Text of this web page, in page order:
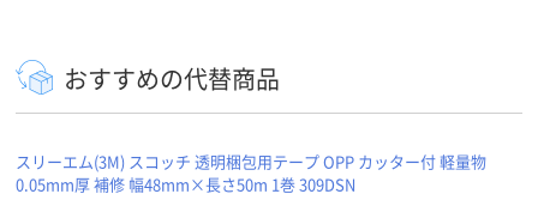
おすすめの代替商品
スリーエム(3M) スコッチ 透明梱包用テープ OPP カッター付 軽量物
0.05mm厚 補修 幅48mm×長さ50m 1巻 309DSN